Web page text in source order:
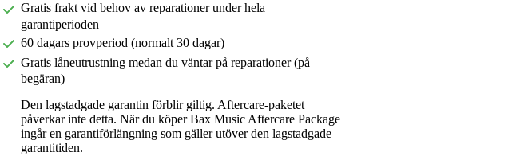
Gratis frakt vid behov av reparationer under hela
garantiperioden
60 dagars provperiod (normalt 30 dagar)
Gratis låneutrustning medan du väntar på reparationer (på
begäran)
Den lagstadgade garantin förblir giltig. Aftercare-paketet
påverkar inte detta. När du köper Bax Music Aftercare Package
ingår en garantiförlängning som gäller utöver den lagstadgade
garantitiden.